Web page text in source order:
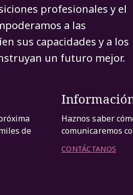
profesionales y el
a las
sus capacidades y a los
un futuro mejor.
de
Haznos saber
comunicaremos
CONTÁCTANOS